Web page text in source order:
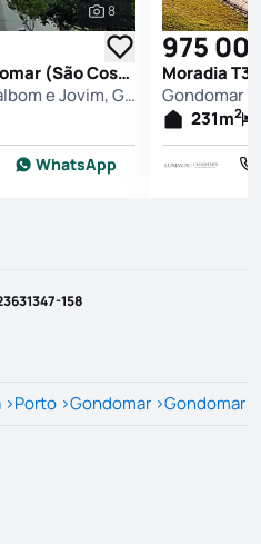
Ver todas as
8
Apartamento T3 em Gondomar (São Cosme), Valbom e Jovim, Gondomar
Gondomar (São Cosme), Valbom e Jovim, Gondomar
WhatsApp
975
231m2
158
>Porto >Gondomar >Gondomar